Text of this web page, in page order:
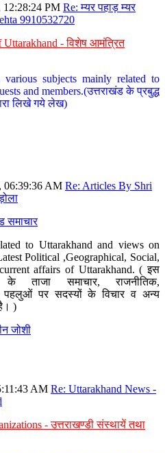
12:28:24 PM Re: म्यर पहाड़ म्यर
9910532720
Uttarakhand - विशेष आमंत्रित
subjects mainly related to
and members.(उत्तराखंड के प्रबुद्ध
लिखे गये लेख)
06:39:36 AM Re: Articles By Shri
समाचार
to Uttarakhand and views on
Political ,Geographical, Social,
affairs of Uttarakhand. ( इस
ताजा समाचार, राजनीतिक,
पहलुओं पर सदस्यों के विचार व अन्य
)
जोशी
AM Re: Uttarakhand News -
- उत्तराखण्डी संस्थायें तथा